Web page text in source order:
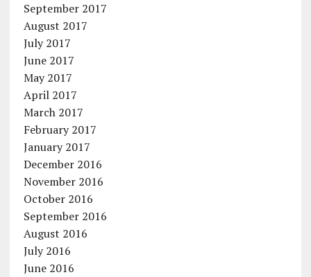
September 2017
August 2017
July 2017
June 2017
May 2017
April 2017
March 2017
February 2017
January 2017
December 2016
November 2016
October 2016
September 2016
August 2016
July 2016
June 2016